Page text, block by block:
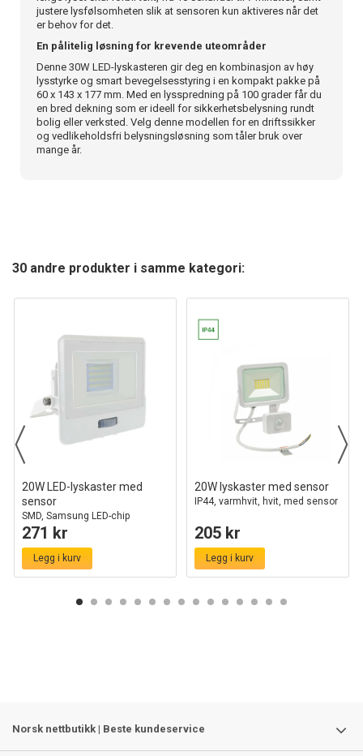
justere lysfølsomheten slik at sensoren kun aktiveres når det
er behov for det.
En pålitelig løsning for krevende uteområder
Denne 30W LED-lyskasteren gir deg en kombinasjon av høy
lysstyrke og smart bevegelsesstyring i en kompakt pakke på
60 x 143 x 177 mm. Med en lysspredning på 100 grader får du
en bred dekning som er ideell for sikkerhetsbelysning rundt
bolig eller verksted. Velg denne modellen for en driftssikker
og vedlikeholdsfri belysningsløsning som tåler bruk over
mange år.
30 andre produkter i samme kategori:
20W LED-lyskaster med
sensor
SMD, Samsung LED-chip
271 kr
Legg i kurv
20W lyskaster med sensor
IP44, varmhvit, hvit, med sensor
205 kr
Legg i kurv
Norsk nettbutikk | Beste kundeservice